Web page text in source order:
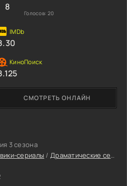
3 сезона
сериалы / Драматические сериалы
СМОТРЕТЬ ОНЛАЙН
8
Голосов: 20